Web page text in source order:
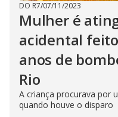
DO R7/07/11/2023
Mulher é
acidental
anos de
Rio
A criança procurava por
quando houve o disparo